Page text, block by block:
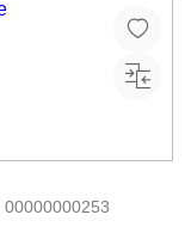
00000000253